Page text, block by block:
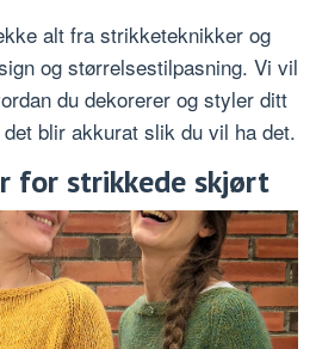
alt fra strikketeknikker og
og størrelsestilpasning. Vi vil
du dekorerer og styler ditt
blir akkurat slik du vil ha det.
for strikkede skjørt